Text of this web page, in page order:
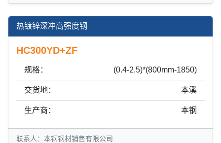
热镀锌深冲高强度钢
HC300YD+ZF
规格： (0.4-2.5)*(800mm-1850)
交货地： 本溪
生产商： 本钢
联系人：本钢钢材销售有限公司